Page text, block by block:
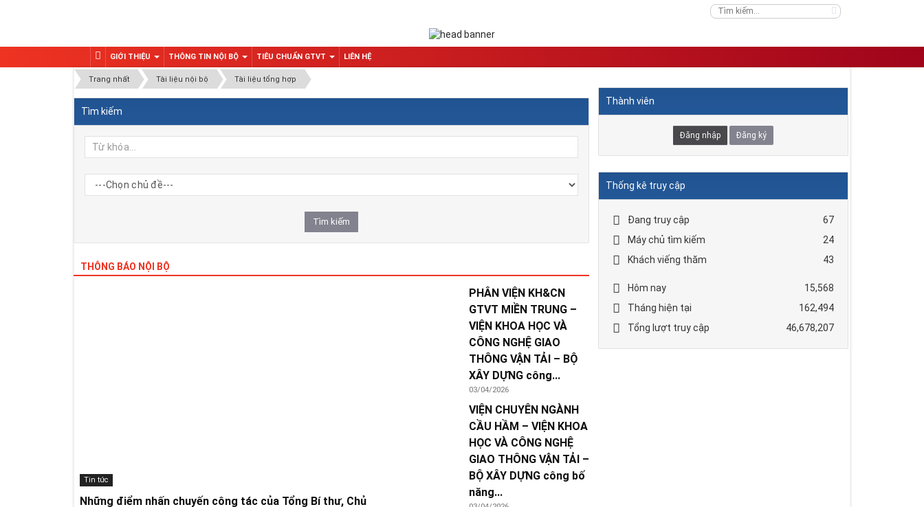
GIỚI THIỆU THÔNG TIN NỘI BỘ TIÊU CHUẨN GTVT LIÊN HỆ
Trang nhất Tài liệu nội bộ Tài liệu tổng hợp
Tìm kiếm
THÔNG BÁO NỘI BỘ
Tin tức
Những điểm nhấn chuyến công tác của Tổng Bí thư, Chủ
PHÂN VIỆN KH&CN
GTVT MIỀN TRUNG –
VIỆN KHOA HỌC VÀ
CÔNG NGHỆ GIAO
THÔNG VẬN TẢI – BỘ
XÂY DỰNG công...
03/04/2026
VIỆN CHUYÊN NGÀNH
CẦU HẦM – VIỆN KHOA
HỌC VÀ CÔNG NGHỆ
GIAO THÔNG VẬN TẢI –
BỘ XÂY DỰNG công bố
năng...
Thành viên
Đăng nhập Đăng ký
Thống kê truy cập
Đang truy cập
67
Máy chủ tìm kiếm
24
Khách viếng thăm
43
Hôm nay
15,568
Tháng hiện tại
162,494
Tổng lượt truy cập
46,678,207